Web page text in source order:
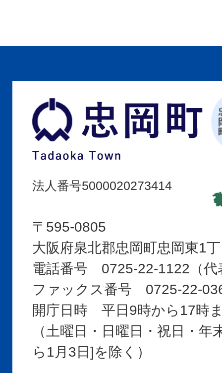
忠
岡
町
Tadaoka
Town
法人番号5000020273414
〒595-0805
大阪府泉北郡忠岡町忠岡東1
電話番号 0725-22-1122（
ファックス番号 0725-22-
開庁日時 平日9時から17時
（土曜日・日曜日・祝日・年
ら1月3日]を除く）